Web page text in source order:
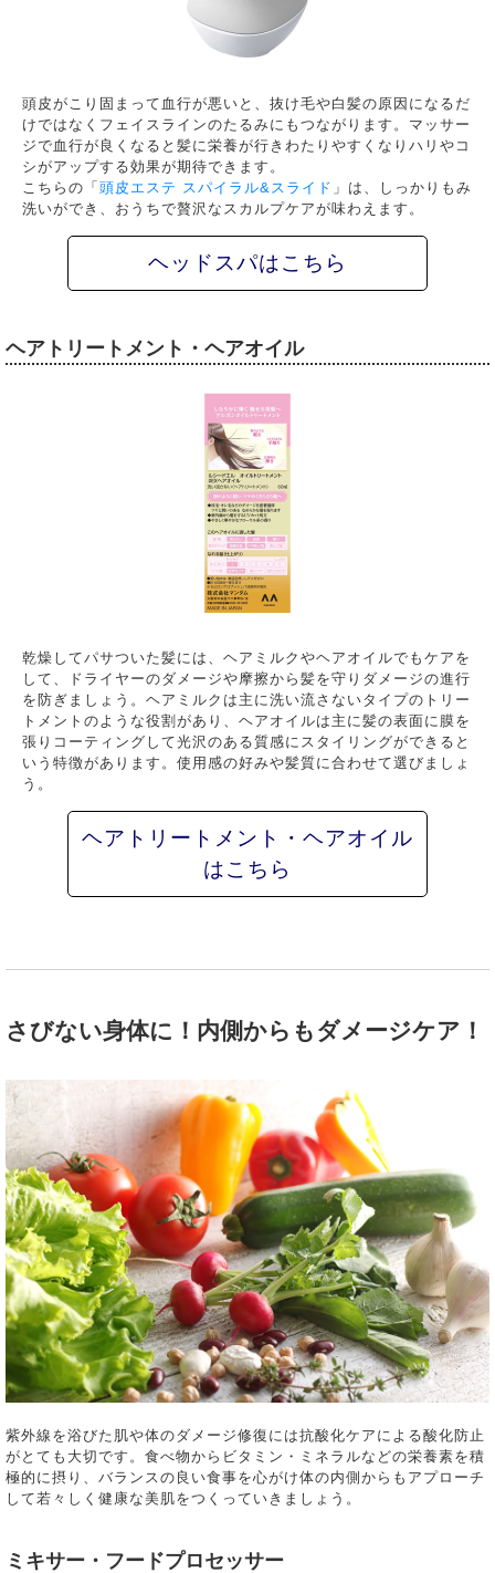
頭皮がこり固まって血行が悪いと、抜け毛や白髪の原因になるだ
けではなくフェイスラインのたるみにもつながります。マッサー
ジで血行が良くなると髪に栄養が行きわたりやすくなりハリやコ
シがアップする効果が期待できます。
こちらの「頭皮エステ スパイラル&スライド 」は、しっかりもみ
洗いができ、おうちで贅沢なスカルプケアが味わえます。
ヘッドスパはこちら
ヘアトリートメント・ヘアオイル
乾燥してパサついた髪には、ヘアミルクやヘアオイルでもケアを
して、ドライヤーのダメージや摩擦から髪を守りダメージの進行
を防ぎましょう。ヘアミルクは主に洗い流さないタイプのトリー
トメントのような役割があり、ヘアオイルは主に髪の表面に膜を
張りコーティングして光沢のある質感にスタイリングができると
いう特徴があります。使用感の好みや髪質に合わせて選びましょ
う。
ヘアトリートメント・ヘアオイル
はこちら
さびない身体に！内側からもダメージケア！
紫外線を浴びた肌や体のダメージ修復には抗酸化ケアによる酸化防止
がとても大切です。食べ物からビタミン・ミネラルなどの栄養素を積
極的に摂り、バランスの良い食事を心がけ体の内側からもアプローチ
して若々しく健康な美肌をつくっていきましょう。
ミキサー・フードプロセッサー